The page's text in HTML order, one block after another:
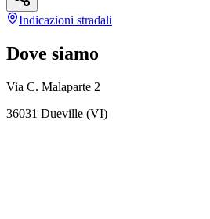
Indicazioni stradali
Dove siamo
Via C. Malaparte 2
36031 Dueville (VI)